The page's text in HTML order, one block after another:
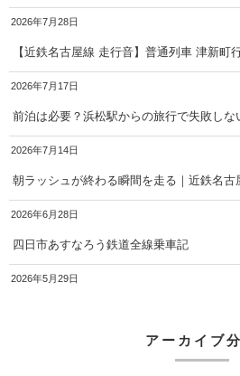
2026年7月28日
【近鉄名古屋線 走行音】普通列車 津新
2026年7月17日
前泊は必要？浜松駅からの旅行で失敗しな
2026年7月14日
朝ラッシュが終わる瞬間を走る｜近鉄名
2026年6月28日
四日市あすなろう鉄道全線乗車記
2026年5月29日
アーカイブ